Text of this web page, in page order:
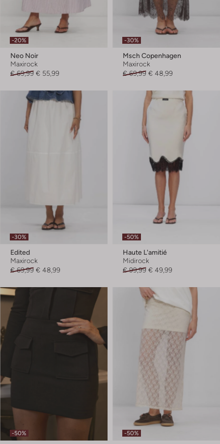
-20%
Neo Noir
Maxirock
€ 69,99 € 55,99
-30%
Msch Copenhagen
Maxirock
€ 69,99 € 48,99
-30%
Edited
Maxirock
€ 69,99 € 48,99
-50%
Haute L'amitié
Midirock
€ 99,99 € 49,99
-50% -50%